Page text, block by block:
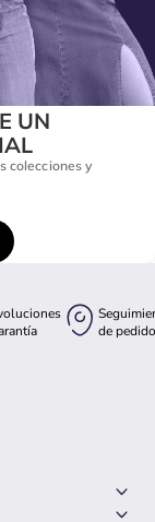
UN
colecciones y
de pedido